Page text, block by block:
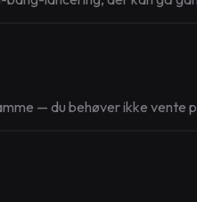
— du behøver ikke vente